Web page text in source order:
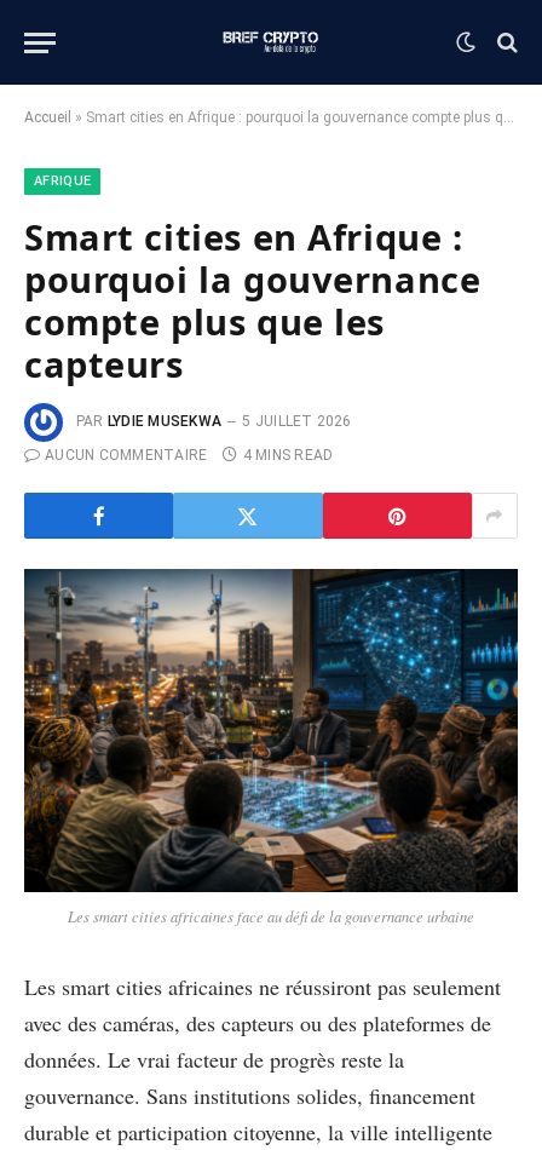
Accueil » Smart cities en Afrique : pourquoi la gouvernance compte plus que les capteurs
AFRIQUE
Smart cities en Afrique :
pourquoi la gouvernance
compte plus que les
capteurs
PAR LYDIE MUSEKWA
5 JUILLET 2026
AUCUN COMMENTAIRE
4 MINS READ
Les smart cities africaines face au défi de la gouvernance urbaine
Les smart cities africaines ne réussiront pas seulement
avec des caméras, des capteurs ou des plateformes de
données. Le vrai facteur de progrès reste la
gouvernance. Sans institutions solides, financement
durable et participation citoyenne, la ville intelligente